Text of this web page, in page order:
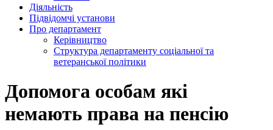
Діяльність
Підвідомчі установи
Про департамент
Керівництво
Структура департаменту соціальної та
ветеранської політики
Допомога особам які
немають права на пенсію